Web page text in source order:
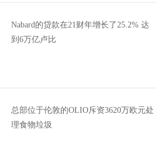
Nabard的贷款在21财年增长了25.2% 达
到6万亿卢比
总部位于伦敦的OLIO斥资3620万欧元处
理食物垃圾